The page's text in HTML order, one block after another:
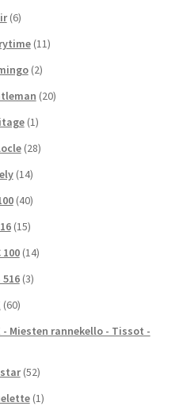
(6)
(11)
(2)
(20)
(1)
(28)
(14)
(40)
(15)
(14)
(3)
(60)
Miesten rannekello - Tissot -
(52)
(1)